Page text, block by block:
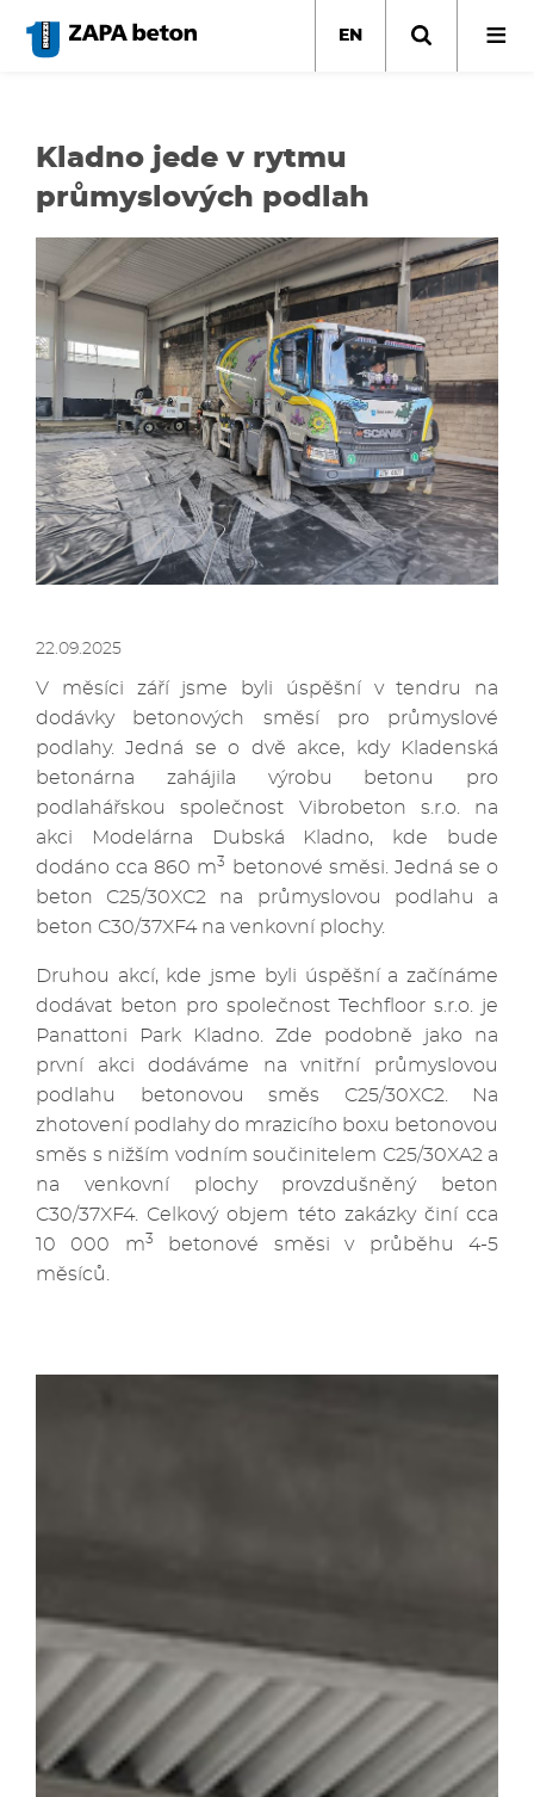
main
EN
Kladno jede v rytmu
průmyslových podlah
22.09.2025
V měsíci září jsme byli úspěšní v tendru na
dodávky betonových směsí pro průmyslové
podlahy. Jedná se o dvě akce, kdy Kladenská
betonárna zahájila výrobu betonu pro
podlahářskou společnost Vibrobeton s.r.o. na
akci Modelárna Dubská Kladno, kde bude
dodáno cca 860 m3
betonové směsi. Jedná se o
beton C25/30XC2 na průmyslovou podlahu a
beton C30/37XF4 na venkovní plochy.
Druhou akcí, kde jsme byli úspěšní a začínáme
dodávat beton pro společnost Techfloor s.r.o. je
Panattoni Park Kladno. Zde podobně jako na
první akci dodáváme na vnitřní průmyslovou
podlahu betonovou směs C25/30XC2. Na
zhotovení podlahy do mrazicího boxu betonovou
směs s nižším vodním součinitelem C25/30XA2 a
na venkovní plochy provzdušněný beton
C30/37XF4. Celkový objem této zakázky činí cca
10 000 m3
betonové směsi v průběhu 4-5
měsíců.